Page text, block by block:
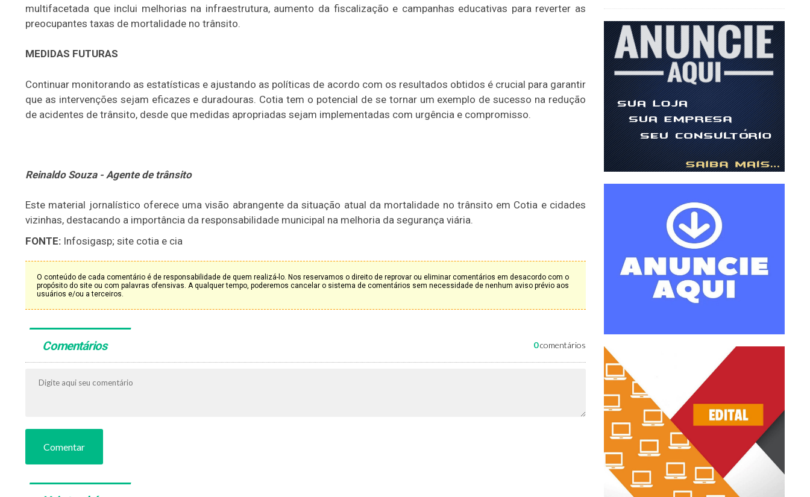
multifacetada que inclui melhorias na infraestrutura, aumento da fiscalização e campanhas educativas para reverter as
preocupantes taxas de mortalidade no trânsito.
MEDIDAS FUTURAS
Continuar monitorando as estatísticas e ajustando as políticas de acordo com os resultados obtidos é crucial para garantir
que as intervenções sejam eficazes e duradouras. Cotia tem o potencial de se tornar um exemplo de sucesso na redução
de acidentes de trânsito, desde que medidas apropriadas sejam implementadas com urgência e compromisso.
Reinaldo Souza - Agente de trânsito
Este material jornalístico oferece uma visão abrangente da situação atual da mortalidade no trânsito em Cotia e cidades
vizinhas, destacando a importância da responsabilidade municipal na melhoria da segurança viária.
FONTE: Infosigasp; site cotia e cia
O conteúdo de cada comentário é de responsabilidade de quem realizá-lo. Nos reservamos o direito de reprovar ou eliminar comentários em desacordo com o
propósito do site ou com palavras ofensivas. A qualquer tempo, poderemos cancelar o sistema de comentários sem necessidade de nenhum aviso prévio aos
usuários e/ou a terceiros.
Comentários 0comentários
Comentar